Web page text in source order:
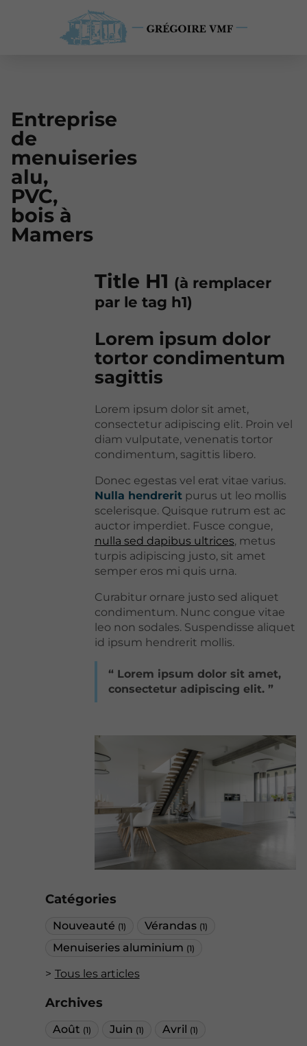
Catégories
Nouveauté (1) Vérandas (1)
Menuiseries aluminium (1)
Tous les articles
Archives
Août (1) Juin (1) Avril (1)
Entreprise
de
menuiseries
alu,
PVC,
bois à
Mamers
Title H1 (à remplacer
par le tag h1)
Lorem ipsum dolor
tortor condimentum
sagittis
Lorem ipsum dolor sit amet,
consectetur adipiscing elit. Proin vel
diam vulputate, venenatis tortor
condimentum, sagittis libero.
Donec egestas vel erat vitae varius.
Nulla hendreritpurus ut leo mollis
scelerisque. Quisque rutrum est ac
auctor imperdiet. Fusce congue,
nulla sed dapibus ultrices, metus
turpis adipiscing justo, sit amet
semper eros mi quis urna.
Curabitur ornare justo sed aliquet
condimentum. Nunc congue vitae
leo non sodales. Suspendisse aliquet
id ipsum hendrerit mollis.
Lorem ipsum dolor sit amet,
consectetur adipiscing elit.